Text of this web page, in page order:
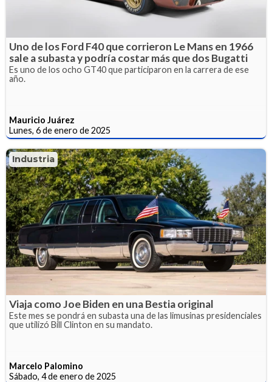
Uno de los Ford F40 que corrieron Le Mans en 1966
sale a subasta y podría costar más que dos Bugatti
Es uno de los ocho GT40 que participaron en la carrera de ese
año.
Mauricio Juárez
Lunes, 6 de enero de 2025
Industria
Viaja como Joe Biden en una Bestia original
Este mes se pondrá en subasta una de las limusinas presidenciales
que utilizó Bill Clinton en su mandato.
Marcelo Palomino
Sábado, 4 de enero de 2025